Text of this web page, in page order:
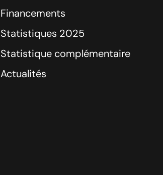
Financements
Statistiques 2025
Statistique complémentaire
Actualités